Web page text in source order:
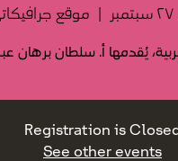
موقع
يُقدمها أ. سلطان برهان
Registration is
See other events